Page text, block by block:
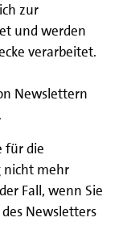
zur
und werden
verarbeitet.
Newslettern
für die
nicht mehr
Fall, wenn Sie
Newsletters